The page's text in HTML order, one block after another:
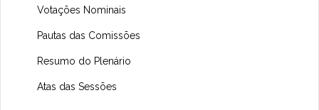
Votações Nominais
Pautas das Comissões
Resumo do Plenário
Atas das Sessões